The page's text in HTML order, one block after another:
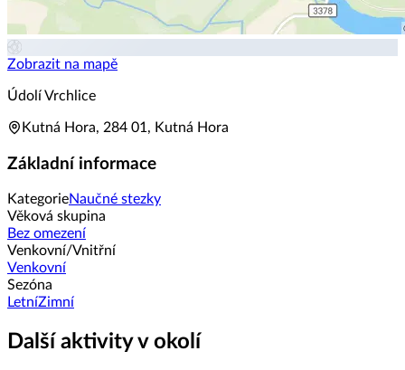
Zobrazit na mapě
Údolí Vrchlice
Kutná Hora, 284 01, Kutná Hora
Základní informace
KategorieNaučné stezky
Věková skupina
Bez omezení
Venkovní/Vnitřní
Venkovní
Sezóna
LetníZimní
Další aktivity v okolí